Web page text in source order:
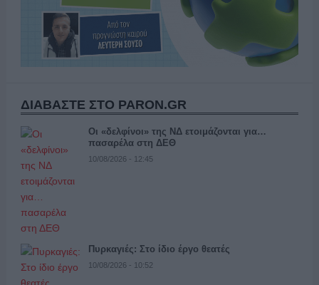
ΔΙΑΒΑΣΤΕ ΣΤΟ PARON.GR
Οι «δελφίνοι» της ΝΔ ετοιμάζονται για…
πασαρέλα στη ΔΕΘ
10/08/2026 - 12:45
Πυρκαγιές: Στο ίδιο έργο θεατές
10/08/2026 - 10:52